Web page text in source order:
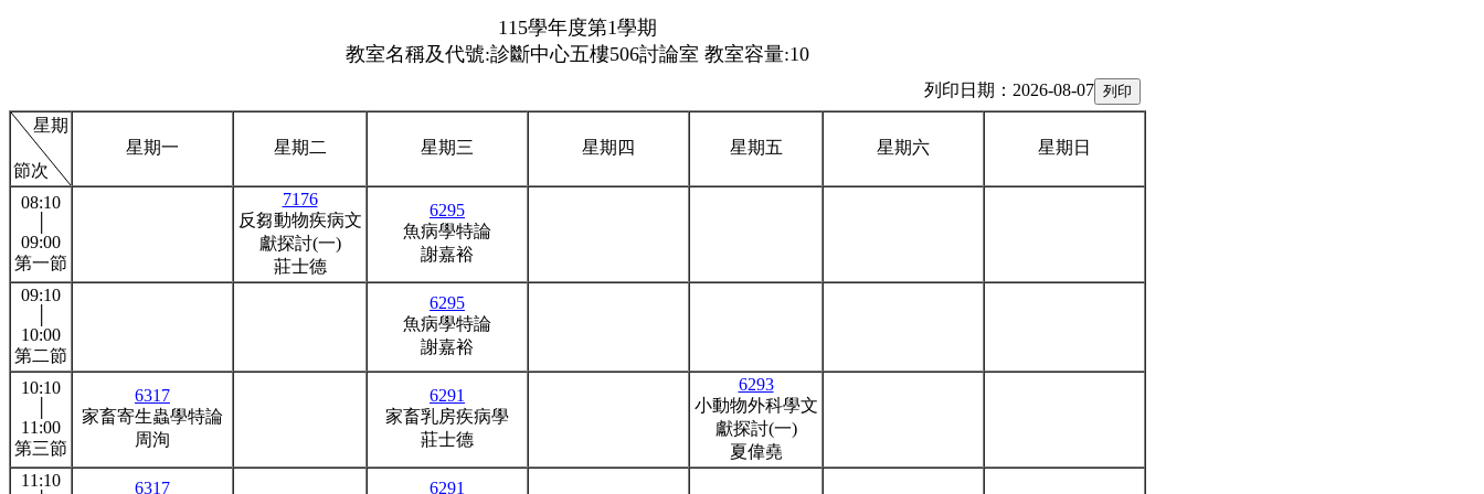
115學年度第1學期
教室名稱及代號:診斷中心五樓506討論室 教室容量:10
列印日期：2026-08-07
星期
節次
星期一 星期二 星期三 星期四 星期五 星期六 星期日
08:10
09:00
第一節
7176
反芻動物疾病文
獻探討(一)
莊士德
6295
魚病學特論
謝嘉裕
09:10
10:00
第二節
6295
魚病學特論
謝嘉裕
10:10
11:00
第三節
6317
家畜寄生蟲學特論
周洵
6291
家畜乳房疾病學
莊士德
6293
小動物外科學文
獻探討(一)
夏偉堯
11:10
6317 6291